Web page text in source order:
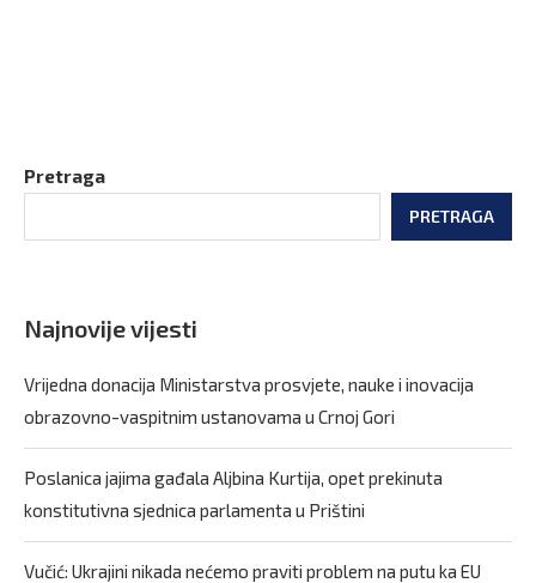
Pretraga
PRETRAGA
Najnovije vijesti
Vrijedna donacija Ministarstva prosvjete, nauke i inovacija
obrazovno-vaspitnim ustanovama u Crnoj Gori
Poslanica jajima gađala Aljbina Kurtija, opet prekinuta
konstitutivna sjednica parlamenta u Prištini
Vučić: Ukrajini nikada nećemo praviti problem na putu ka EU